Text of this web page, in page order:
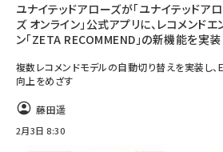
ユナイテッドアローズが「ユナイテッドア
ズ オンライン」公式アプリに、レコメンドエ
ン「ZETA RECOMMEND」の新機能を実装
複数レコメンドモデルの自動切り替えを実装し
向上をめざす
藤田遥
2月3日 8:30